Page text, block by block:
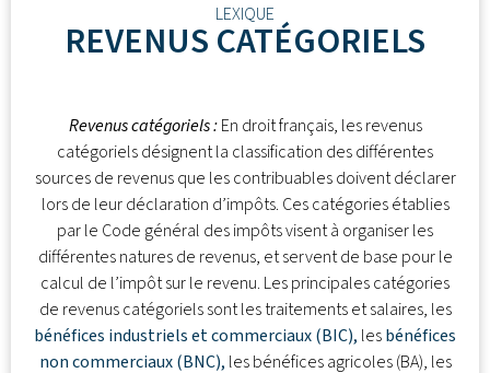
LEXIQUE
REVENUS CATÉGORIELS
Revenus catégoriels :En droit français, les revenus
catégoriels désignent la classification des différentes
sources de revenus que les contribuables doivent déclarer
lors de leur déclaration d’impôts. Ces catégories établies
par le Code général des impôts visent à organiser les
différentes natures de revenus, et servent de base pour le
calcul de l’impôt sur le revenu. Les principales catégories
de revenus catégoriels sont les traitements et salaires, les
bénéfices industriels et commerciaux (BIC), lesbénéfices
non commerciaux (BNC), les bénéfices agricoles (BA), les